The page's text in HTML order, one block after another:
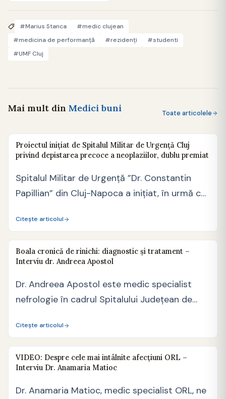
#Marius Stanca
#medic clujean
#medicina de performanță
#rezidenţi
#studenti
#UMF Cluj
Mai mult din Medici buni Toate articolele
Proiectul inițiat de Spitalul Militar de Urgență Cluj
privind depistarea precoce a neoplaziilor, dublu premiat
Spitalul Militar de Urgență ”Dr. Constantin
Papillian” din Cluj-Napoca a inițiat, în urmă cu
Citește articolul
Boala cronică de rinichi: diagnostic și tratament –
Interviu dr. Andreea Apostol
Dr. Andreea Apostol este medic specialist
nefrologie în cadrul Spitalului Județean de
Citește articolul
VIDEO: Despre cele mai intâlnite afecțiuni ORL –
Interviu Dr. Anamaria Matioc
Dr. Anamaria Matioc, medic specialist ORL, ne